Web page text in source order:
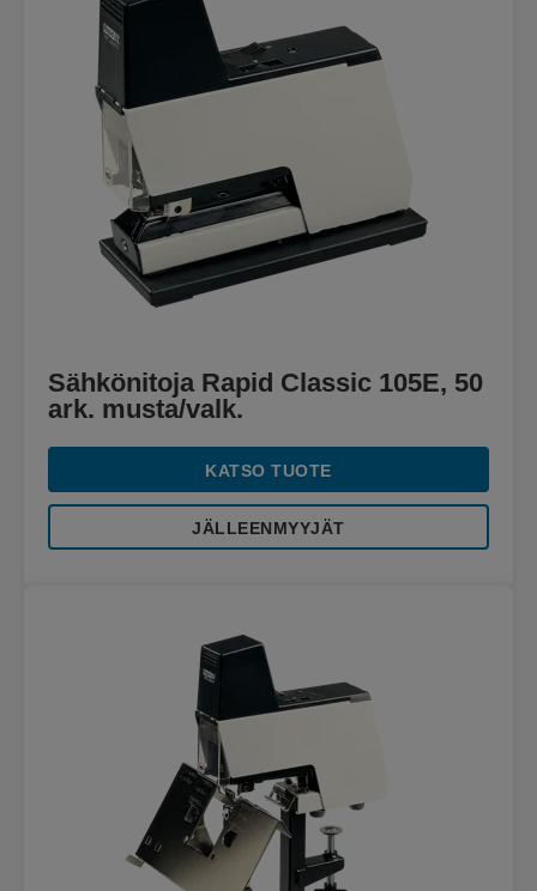
Sähkönitoja Rapid Classic 105E, 50
ark. musta/valk.
KATSO TUOTE
JÄLLEENMYYJÄT